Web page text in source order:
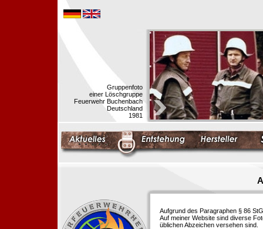
Gruppenfoto
einer Löschgruppe
Feuerwehr Buchenbach
Deutschland
1981
Aufgrund des Paragraphen § 86
Auf meiner Website sind diverse
üblichen Abzeichen versehen sind.